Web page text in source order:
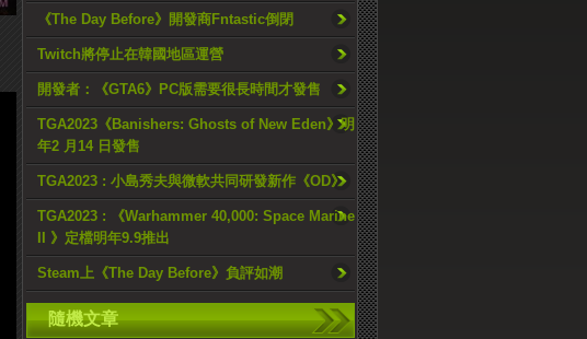
《The Day Before》開發商Fntastic倒閉
Twitch將停止在韓國地區運營
開發者：《GTA6》PC版需要很長時間才發售
TGA2023《Banishers: Ghosts of New Eden》明
年2 月14 日發售
TGA2023 : 小島秀夫與微軟共同研發新作《OD》
TGA2023 : 《Warhammer 40,000: Space Marine
II 》定檔明年9.9推出
Steam上《The Day Before》負評如潮
隨機文章